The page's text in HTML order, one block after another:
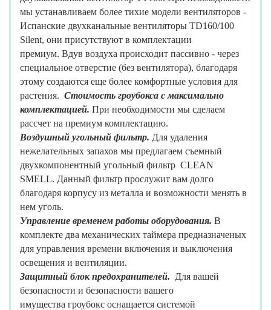
мы устанавливаем более тихие модели вентиляторов -
Испанские двухканальные вентиляторы TD160/100
Silent, они присутствуют в комплектации
премиум. Вдув воздуха происходит пассивно - через
специальное отверстие (без вентилятора), благодаря
этому создаются еще более комфортные условия для
растения. Стоимость гроубокса с максимально
комплектацией. При необходимости мы сделаем
рассчет на премиум комплектацию.
Воздушный угольный фильтр. Для удаления
нежелательных запахов мы предлагаем съемный
двухкомпонентный угольный фильтр CLEAN
SMELL. Данный фильтр прослужит вам долго
благодаря корпусу из металла и возможности менять в
нем уголь.
Управление временем работы оборудования. В
комплекте два механических таймера предназначеных
для управления времени включения и выключения
освещения и вентиляции.
Защитный блок предохранителей. Для вашей
безопасности и безопасности вашего
имущества гроубокс оснащается системой